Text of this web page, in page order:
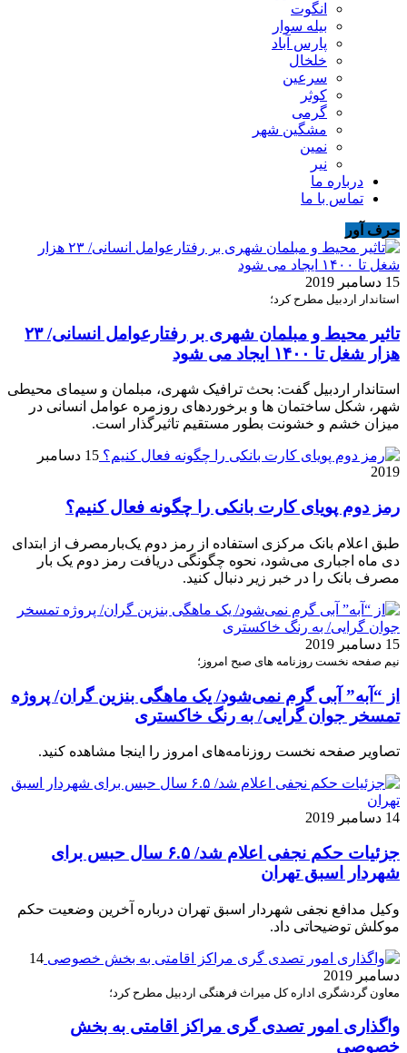
انگوت
بیله سوار
پارس آباد
خلخال
سرعین
کوثر
گرمی
مشگین شهر
نمین
نیر
درباره ما
تماس با ما
حرف آور
15 دسامبر 2019
استاندار اردبیل مطرح کرد؛
تاثیر محیط و مبلمان شهری بر رفتارعوامل انسانی/ ۲۳
هزار شغل تا ۱۴۰۰ ایجاد می شود
استاندار اردبیل گفت: بحث ترافیک شهری، مبلمان و سیمای محیطی
شهر، شکل ساختمان ها و برخوردهای روزمره عوامل انسانی در
میزان خشم و خشونت بطور مستقیم تاثیرگذار است.
15 دسامبر
2019
رمز دوم پویای کارت بانکی را چگونه فعال کنیم؟
طبق اعلام بانک مرکزی استفاده از رمز دوم یک‌بارمصرف از ابتدای
دی ماه اجباری می‌شود، نحوه چگونگی دریافت رمز دوم یک بار
مصرف بانک را در خبر زیر دنبال کنید.
15 دسامبر 2019
نیم صفحه نخست روزنامه های صبح امروز؛
از “آبه” آبی گرم نمی‌شود/ یک ماهگی بنزین گران/ پروژه
تمسخر جوان گرایی/ به رنگ خاکستری
تصاویر صفحه نخست روزنامه‌های امروز را اینجا مشاهده کنید.
14 دسامبر 2019
جزئیات حکم نجفی اعلام شد/ ۶.۵ سال حبس برای
شهردار اسبق تهران
وکیل مدافع نجفی شهردار اسبق تهران درباره آخرین وضعیت حکم
موکلش توضیحاتی داد.
14
دسامبر 2019
معاون گردشگری اداره کل میراث فرهنگی اردبیل مطرح کرد؛
واگذاری امور تصدی گری مراکز اقامتی به بخش
خصوصی